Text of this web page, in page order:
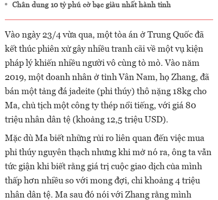
Chân dung 10 tỷ phú cờ bạc giàu nhất hành tinh
Vào ngày 23/4 vừa qua, một tòa án ở Trung Quốc đã
kết thúc phiên xử gây nhiều tranh cãi về một vụ kiện
pháp lý khiến nhiều người vô cùng tò mò. Vào năm
2019, một doanh nhân ở tỉnh Vân Nam, họ Zhang, đã
bán một tảng đá jadeite (phỉ thúy) thô nặng 18kg cho
Ma, chủ tịch một công ty thép nổi tiếng, với giá 80
triệu nhân dân tệ (khoảng 12,5 triệu USD).
Mặc dù Ma biết những rủi ro liên quan đến việc mua
phỉ thúy nguyên thạch nhưng khi mở nó ra, ông ta vẫn
tức giận khi biết rằng giá trị cuộc giao dịch của mình
thấp hơn nhiều so với mong đợi, chỉ khoảng 4 triệu
nhân dân tệ. Ma sau đó nói với Zhang rằng mình